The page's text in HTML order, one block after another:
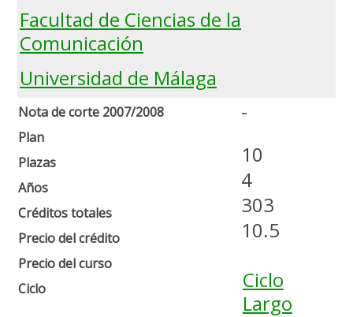
Facultad de Ciencias de la
Comunicación
Universidad de Málaga
Nota de corte 2007/2008
Plan
Plazas
Años
Créditos totales
Precio del crédito
Precio del curso
Ciclo
-
10
4
303
10.5
Ciclo
Largo